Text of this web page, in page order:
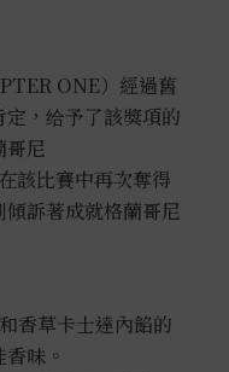
ONE）經過舊
，给予了該獎項的
哥尼
該比賽中再次奪得
訴著成就格蘭哥尼
香草卡士達內餡的
味。